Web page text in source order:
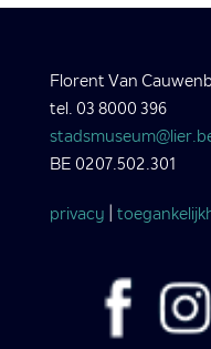
Florent Van
tel. 03 8000 396
BE 0207.502.301
privacy